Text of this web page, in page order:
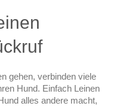
gehen, verbinden viele
Hund. Einfach Leinen
alles andere macht,